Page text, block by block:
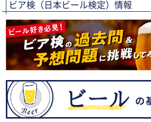
ビア検（日本ビール検定）情報